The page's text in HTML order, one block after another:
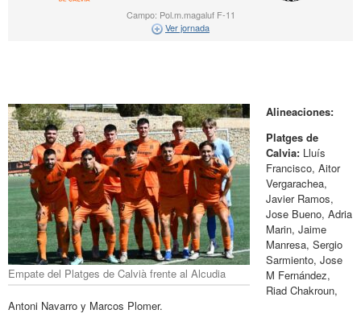
Campo: Pol.m.magaluf F-11
Ver jornada
Empate del Platges de Calvià frente al Alcudia
Alineaciones:
Platges de
Calvia: Lluís
Francisco, Aitor
Vergarachea,
Javier Ramos,
Jose Bueno, Adria
Marin, Jaime
Manresa, Sergio
Sarmiento, Jose
M Fernández,
Riad Chakroun,
Antoni Navarro y Marcos Plomer.